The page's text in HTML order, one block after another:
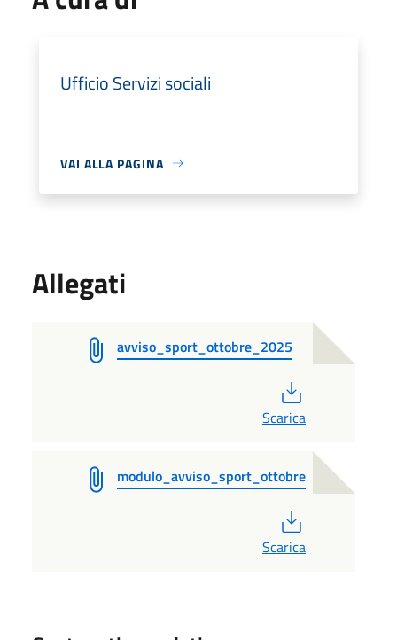
Ufficio Servizi sociali
VAI ALLA PAGINA
Allegati
avviso_sport_ottobre_2025
Scarica
modulo_avviso_sport_ottobre
Scarica